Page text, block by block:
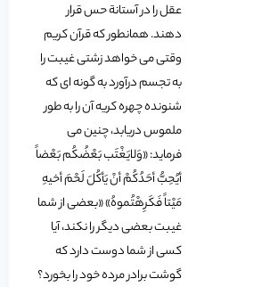
عقل را در آستانة حس قرار
دهند. همانطور که قرآن کریم
وقتی می خواهد زشتی غیبت را
به تجسم درآورد به گونه ای که
شنونده چهره کریه آن را به طور
ملموس دریابد، چنین می
فرماید: «وَلایَغْتَب بَعْضُکُم بَعْضاً
أیُحِبُّ أحَدُکُمْ أنْ یَأکُلَ لَحْمَ أخیهِ
مَیْتاً فَکَرِهْتُموهُ» «بعضی از شما
غیبت بعضی دیگر را نکند، آیا
کسی از شما دوست دارد که
گوشت برادر مرده خود را بخورد؟